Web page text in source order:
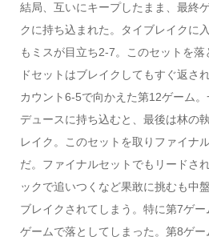
結局、互いにキープしたまま、最終
クに持ち込まれた。タイブレイクに
もミスが目立ち2-7。このセットを
ドセットはブレイクしてもすぐ返さ
カウント6-5で向かえた第12ゲーム
デュースに持ち込むと、最後は林の
レイク。このセットを取りファイナ
だ。ファイナルセットでもリードさ
ックで追いつくなど果敢に挑むも中
ブレイクされてしまう。特に第7ゲ
ゲームで落としてしまった。第8ゲ